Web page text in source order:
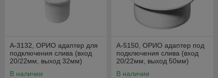
А-3132, ОРИО адаптер для
подключения слива (вход
20/22мм, выход 32мм)
В наличии
А-5150, ОРИО адаптер под
подключения слива (вход
20/22мм, выход 50мм)
В наличии